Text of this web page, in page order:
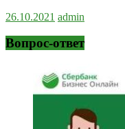
26.10.2021 admin
Вопрос-ответ